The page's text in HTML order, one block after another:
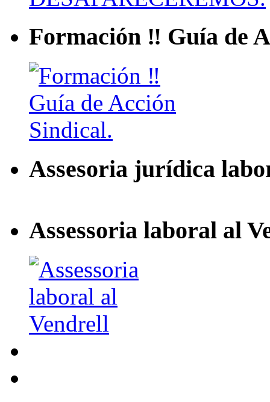
Formación ‼ Guía de
Assesoria jurídica
Assessoria laboral al